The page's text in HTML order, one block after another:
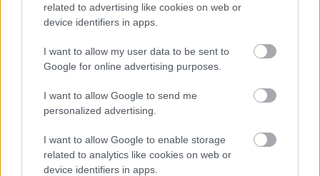
related to advertising like cookies on web or
device identifiers in apps.
I want to allow my user data to be sent to
Google for online advertising purposes.
I want to allow Google to send me
personalized advertising.
I want to allow Google to enable storage
related to analytics like cookies on web or
device identifiers in apps.